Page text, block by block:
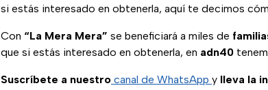
si estás interesado en obtenerla, aquí te decimos
Con “La Mera Mera” se beneficiará a miles de
que si estás interesado en obtenerla, en adn40
Suscríbete a nuestro canal de WhatsApp y lleva la